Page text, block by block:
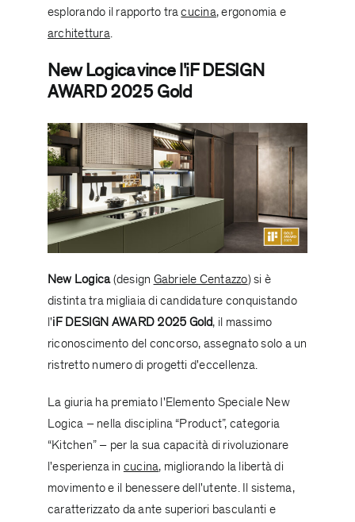
esplorando il rapporto tracucina, ergonomia e
architettura.
New Logica vince l'iF DESIGN
AWARD 2025 Gold
New Logica(design Gabriele Centazzo) si è
distinta tra migliaia di candidature conquistando
l'iF DESIGN AWARD 2025 Gold, il massimo
riconoscimento del concorso, assegnato solo a un
ristretto numero di progetti d'eccellenza.
La giuria ha premiato l'Elemento Speciale New
Logica – nella disciplina “Product”, categoria
“Kitchen” – per la sua capacità di rivoluzionare
l'esperienza in cucina, migliorando la libertà di
movimento e il benessere dell'utente. Il sistema,
caratterizzato da ante superiori basculanti e